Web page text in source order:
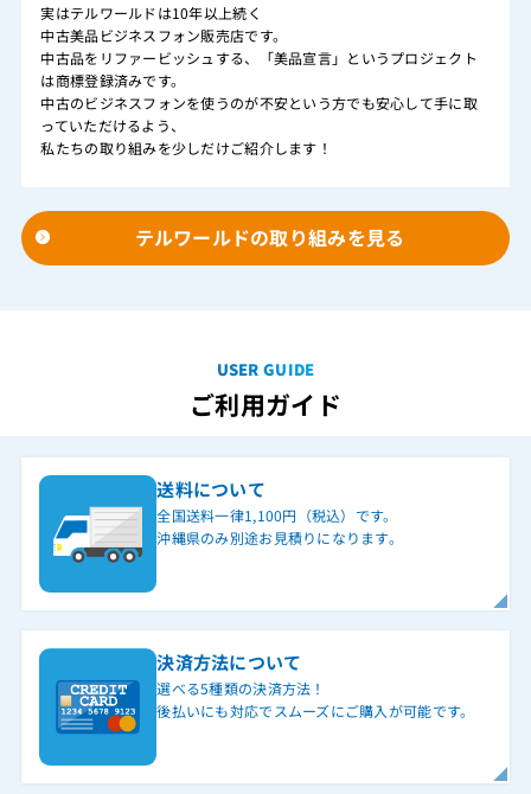
実はテルワールドは10年以上続く
中古美品ビジネスフォン販売店です。
中古品をリファービッシュする、「美品宣言」というプロジェクト
は商標登録済みです。
中古のビジネスフォンを使うのが不安という方でも安心して手に取
っていただけるよう、
私たちの取り組みを少しだけご紹介します！
テルワールドの取り組みを見る
USER GUIDE
ご利用ガイド
送料について
全国送料一律1,100円（税込）です。
沖縄県のみ別途お見積りになります。
決済方法について
選べる5種類の決済方法！
後払いにも対応でスムーズにご購入が可能です。